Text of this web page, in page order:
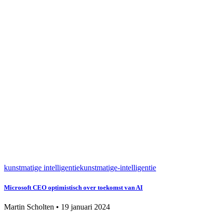
kunstmatige intelligentiekunstmatige-intelligentie
Microsoft CEO optimistisch over toekomst van AI
Martin Scholten • 19 januari 2024